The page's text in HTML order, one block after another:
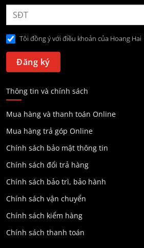
Tôi đồng ý với điều khoản của Hoang Hai
Thông tin và chính sách
Mua hàng và thanh toán Online
Mua hàng trả góp Online
Chính sách bảo mật thông tin
Chính sách đổi trả hàng
Chính sách bảo trì, bảo hành
Chính sách vận chuyển
Chính sách kiểm hàng
Chính sách thanh toán